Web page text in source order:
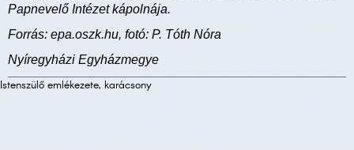
Papnevelő Intézet kápolnája.
Forrás: epa.oszk.hu, fotó: P. Tóth Nóra
Nyíregyházi Egyházmegye
Istenszülő emlékezete, karácsony